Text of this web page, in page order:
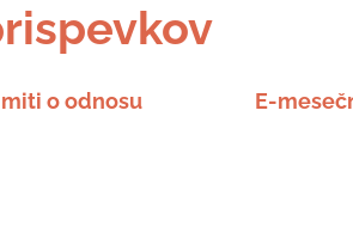
o odnosu E-